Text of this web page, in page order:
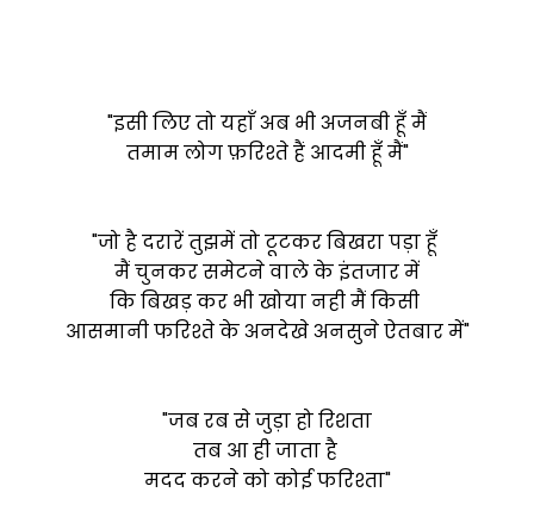
"इसी लिए तो यहाँ अब भी अजनबी हूँ मैं
तमाम लोग फ़रिश्ते हैं आदमी हूँ मैं"
"जो है दरारें तुझमें तो टूटकर बिखरा पड़ा हूँ
मैं चुनकर समेटने वाले के इंतजार में
कि बिखड़ कर भी खोया नही मैं किसी
आसमानी फरिश्ते के अनदेखे अनसुने ऐतबार में"
"जब रब से जुड़ा हो रिशता
तब आ ही जाता है
मदद करने को कोई फरिश्ता"